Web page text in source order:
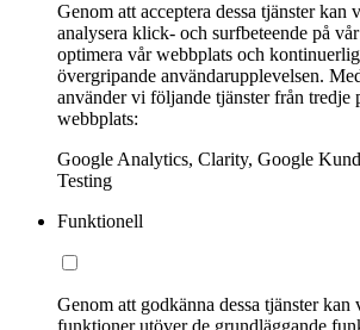
Genom att acceptera dessa tjänster kan
analysera klick- och surfbeteende på
optimera vår webbplats och
övergripande användarupplevelsen.
använder vi följande tjänster från tredje
webbplats:
Google Analytics, Clarity, Google
Testing
Funktionell
Genom att godkänna dessa tjänster